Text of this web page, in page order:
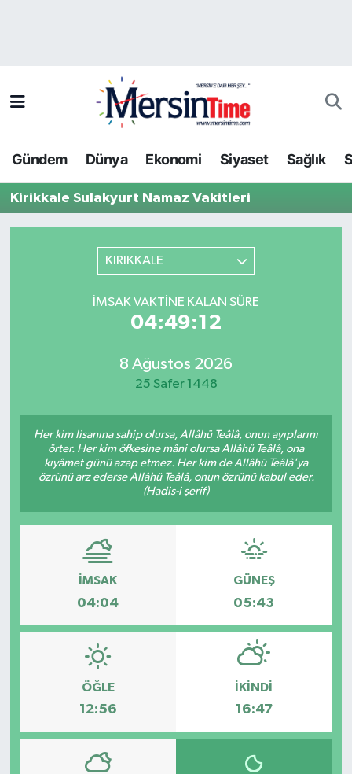
Gündem Dünya Ekonomi Siyaset Sağlık
Kirikkale Sulakyurt Namaz Vakitleri
KIRIKKALE
İMSAK VAKTINE KALAN SÜRE
04:49:12
8 Ağustos 2026
25 Safer 1448
Her kim lisanına sahip olursa, Allâhü Teâlâ, onun ayıplarını
örter. Her kim öfkesine mâni olursa Allâhü Teâlâ, ona
kıyâmet günü azap etmez. Her kim de Allâhü Teâlâ'ya
özrünü arz ederse Allâhü Teâlâ, onun özrünü kabul eder.
(Hadis-i şerif)
İMSAK
04:04
GÜNEŞ
05:43
ÖĞLE
12:56
İKINDI
16:47
Bilim-Teknoloji
Dünya
Gündem
Siyaset
Trafik Durumu
Tüm Manşetler
Haber Arşivi